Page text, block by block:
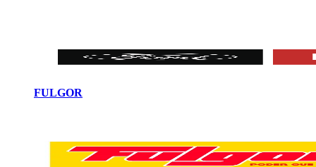
FULGOR